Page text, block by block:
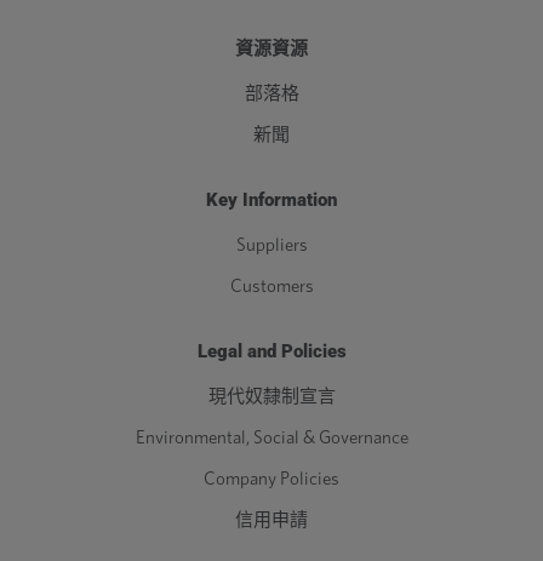
資源資源
部落格
新聞
Key Information
Suppliers
Customers
Legal and Policies
現代奴隸制宣言
Environmental, Social & Governance
Company Policies
信用申請